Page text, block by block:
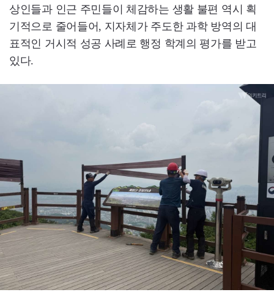
상인들과 인근 주민들이 체감하는 생활 불편 역시 획
기적으로 줄어들어, 지자체가 주도한 과학 방역의 대
표적인 거시적 성공 사례로 행정 학계의 평가를 받고
있다.